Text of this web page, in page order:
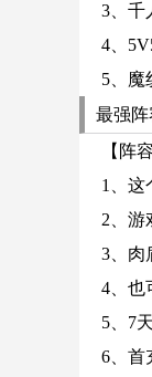
3、千
4、
5、魔
最强
【阵
1、这
2、游
3、肉
4、也
5、7
6、首